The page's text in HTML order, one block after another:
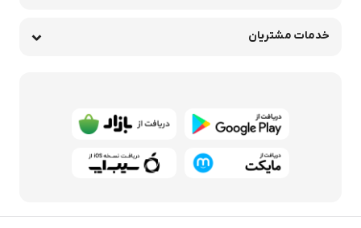
خدمات مشتریان